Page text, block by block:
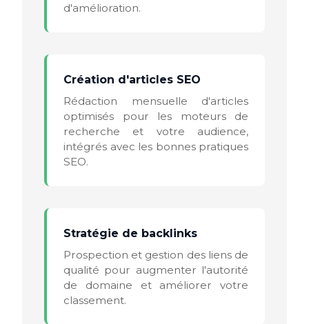
d'amélioration.
Création d'articles SEO
Rédaction mensuelle d'articles
optimisés pour les moteurs de
recherche et votre audience,
intégrés avec les bonnes pratiques
SEO.
Stratégie de backlinks
Prospection et gestion des liens de
qualité pour augmenter l'autorité
de domaine et améliorer votre
classement.